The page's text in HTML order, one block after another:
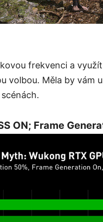
frekvenci a
volbou. Měla by
ON; Frame